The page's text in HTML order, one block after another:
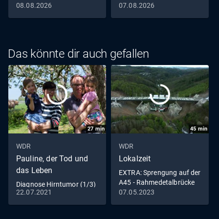
08.08.2026 07.08.2026
Das könnte dir auch gefallen
27 min
WDR
Pauline, der Tod und
das Leben
Diagnose Hirntumor (1/3)
22.07.2021
45 min
WDR
Lokalzeit
EXTRA: Sprengung auf der
A45 - Rahmedetalbrücke
in Lüdenscheid fällt
07.05.2023